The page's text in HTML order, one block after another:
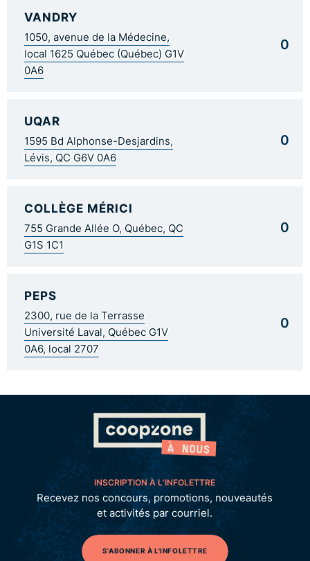
VANDRY
1050, avenue de la Médecine,
local 1625 Québec (Québec) G1V
0A6
0
UQAR
1595 Bd Alphonse-Desjardins,
Lévis, QC G6V 0A6
0
COLLÈGE MÉRICI
755 Grande Allée O, Québec, QC
G1S 1C1
0
PEPS
2300, rue de la Terrasse
Université Laval, Québec G1V
0A6, local 2707
0
INSCRIPTION À L’INFOLETTRE
Recevez nos concours, promotions, nouveautés
et activités par courriel.
S'ABONNER À L'INFOLETTRE